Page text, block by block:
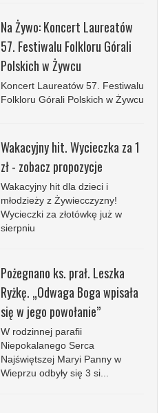
Na Żywo: Koncert Laureatów
57. Festiwalu Folkloru Górali
Polskich w Żywcu
Koncert Laureatów 57. Festiwalu
Folkloru Górali Polskich w Żywcu
Wakacyjny hit. Wycieczka za 1
zł - zobacz propozycje
Wakacyjny hit dla dzieci i
młodzieży z Żywiecczyzny!
Wycieczki za złotówkę już w
sierpniu
Pożegnano ks. prał. Leszka
Ryżkę. „Odwaga Boga wpisała
się w jego powołanie”
W rodzinnej parafii
Niepokalanego Serca
Najświętszej Maryi Panny w
Wieprzu odbyły się 3 si...